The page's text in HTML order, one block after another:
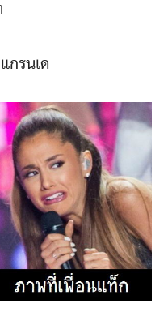
กรนเด